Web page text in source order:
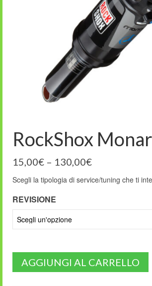
RockShox
15,00€ – 130,00€
Scegli la tipologia di service/tuning che ti
REVISIONE
AGGIUNGI AL CARRELLO